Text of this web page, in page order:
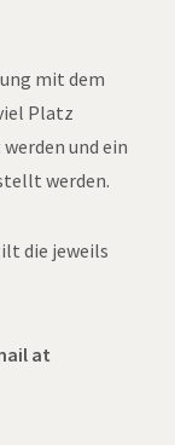
mit dem
Platz
und ein
werden.
die jeweils
at